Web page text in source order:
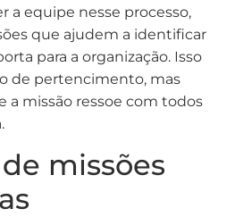
a equipe nesse processo,
que ajudem a identificar
para a organização. Isso
de pertencimento, mas
missão ressoe com todos
missões